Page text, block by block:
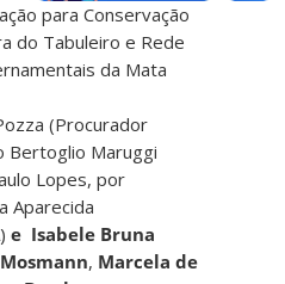
para Conservação
do Tabuleiro e Rede
da Mata
(Procurador
Bertoglio Maruggi
Lopes, por
Aparecida
e Isabele Bruna
, Marcela de